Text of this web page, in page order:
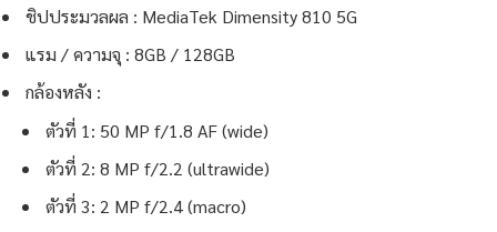
ชิปประมวลผล : MediaTek Dimensity 810 5G
แรม / ความจุ : 8GB / 128GB
กล้องหลัง :
ตัวที่ 1: 50 MP f/1.8 AF (wide)
ตัวที่ 2: 8 MP f/2.2 (ultrawide)
ตัวที่ 3: 2 MP f/2.4 (macro)